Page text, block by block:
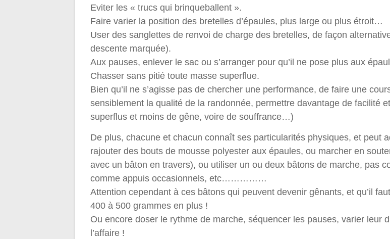
Eviter les « trucs qui brinqueballent ».
Faire varier la position des bretelles d’épaules, plus large ou plus étroit…
User des sanglettes de renvoi de charge des bretelles, de façon
descente marquée).
Aux pauses, enlever le sac ou s’arranger pour qu’il ne pose plus aux
Chasser sans pitié toute masse superflue.
Bien qu’il ne s’agisse pas de chercher une performance, de faire une
sensiblement la qualité de la randonnée, permettre davantage de facilité
superflus et moins de gêne, voire de souffrance…)
De plus, chacune et chacun connaît ses particularités physiques, et peut
rajouter des bouts de mousse polyester aux épaules, ou marcher en
avec un bâton en travers), ou utiliser un ou deux bâtons de marche, pas
comme appuis occasionnels, etc……………
Attention cependant à ces bâtons qui peuvent devenir gênants, et qu’il
400 à 500 grammes en plus !
Ou encore doser le rythme de marche, séquencer les pauses, varier leur
l’affaire !